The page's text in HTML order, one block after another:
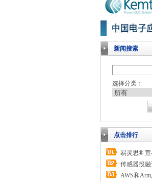
新闻搜索
选择分类：
点击排行
易灵思®
Titanium
传感器投
度不小
AWS和